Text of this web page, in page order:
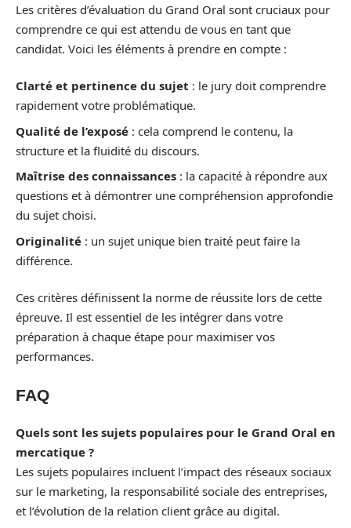
Les critères d’évaluation du Grand Oral sont cruciaux pour
comprendre ce qui est attendu de vous en tant que
candidat. Voici les éléments à prendre en compte :
Clarté et pertinence du sujet : le jury doit comprendre
rapidement votre problématique.
Qualité de l’exposé : cela comprend le contenu, la
structure et la fluidité du discours.
Maîtrise des connaissances : la capacité à répondre aux
questions et à démontrer une compréhension approfondie
du sujet choisi.
Originalité : un sujet unique bien traité peut faire la
différence.
Ces critères définissent la norme de réussite lors de cette
épreuve. Il est essentiel de les intégrer dans votre
préparation à chaque étape pour maximiser vos
performances.
FAQ
Quels sont les sujets populaires pour le Grand Oral en
mercatique ?
Les sujets populaires incluent l’impact des réseaux sociaux
sur le marketing, la responsabilité sociale des entreprises,
et l’évolution de la relation client grâce au digital.